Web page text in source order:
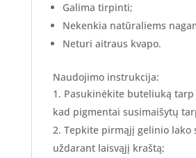
Galima tirpinti;
Nekenkia natūraliems
Neturi aitraus kvapo.
Naudojimo instrukcija:
Pasukinėkite buteliuką tarp
kad pigmentai susimaišytų
Tepkite pirmąjį gelinio lako
uždarant laisvąjį kraštą;